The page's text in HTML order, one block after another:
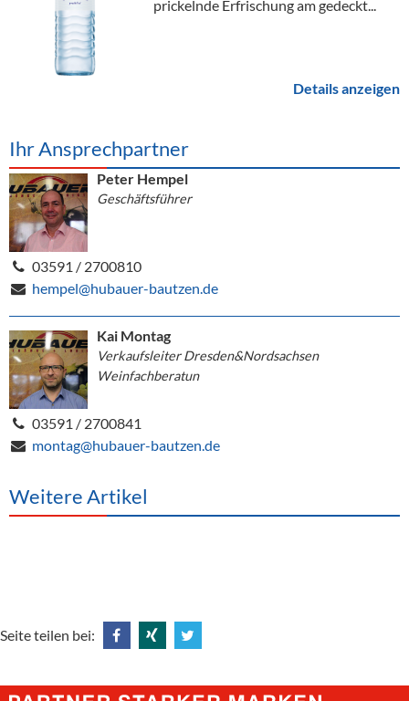
prickelnde Erfrischung am gedeckt...
Details anzeigen
Ihr Ansprechpartner
Peter Hempel
Geschäftsführer
03591 / 2700810
hempel@hubauer-bautzen.de
Kai Montag
Verkaufsleiter Dresden&Nordsachsen
Weinfachberatun
03591 / 2700841
montag@hubauer-bautzen.de
Weitere Artikel
Seite teilen bei:
@
@
@